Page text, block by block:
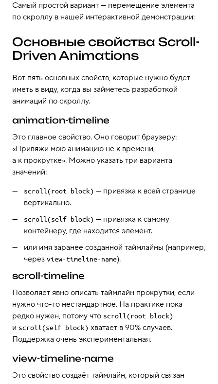
Самый простой вариант — перемещение элемента
по скроллу в нашей интерактивной демонстрации:
Основные свойства Scroll-
Driven Animations
Вот пять основных свойств, которые нужно будет
иметь в виду, когда вы займетесь разработкой
анимаций по скроллу.
animation-timeline
Это главное свойство. Оно говорит браузеру:
«Привяжи мою анимацию не к времени,
а к прокрутке». Можно указать три варианта
значений:
scroll(root block) — привязка к всей странице
вертикально.
scroll(self block) — привязка к самому
контейнеру, где находится элемент.
или имя заранее созданной таймлайны (например,
через view-timeline-name).
scroll-timeline
Позволяет явно описать таймлайн прокрутки, если
нужно что-то нестандартное. На практике пока
редко нужен, потому что scroll(root block)
и scroll(self block) хватает в 90% случаев.
Поддержка очень экспериментальная.
view-timeline-name
Это свойство создаёт таймлайн, который связан